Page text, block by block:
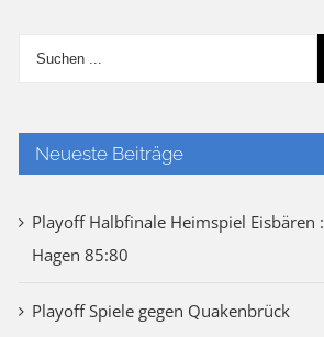
Neueste Beiträge
Playoff Halbfinale Heimspiel Eisbären :
Hagen 85:80
Playoff Spiele gegen Quakenbrück